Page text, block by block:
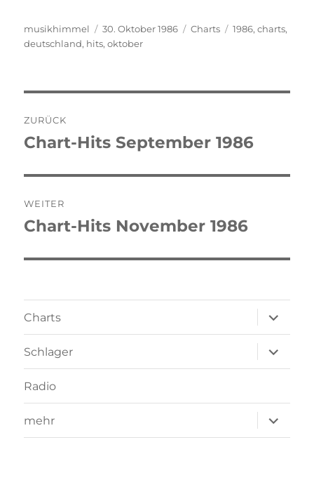
Autor
musikhimmel
Veröffentlicht
am
30. Oktober 1986 Kategorien
Charts Schlagwörter
1986,charts,
deutschland, hits,oktober
ZURÜCK
Vorheriger
Chart-Hits September 1986
WEITER
Nächster
Chart-Hits November 1986
Charts
öffnen
Schlager
öffnen
Radio
mehr
öffnen